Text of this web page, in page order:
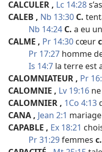
CALCULER , Lc 14:28
CALEB , Nb 13:30 C.
Nb 14:24 C. a eu
CALME , Pr 14:30 cœur
Pr 17:27 homme
Is 14:7 la terre est
CALOMNIATEUR , Pr
CALOMNIE , Lv 19:16
CALOMNIER , 1Co 4:13
CANA , Jean 2:1
CAPABLE , Ex 18:21
Pr 31:29femmes c.